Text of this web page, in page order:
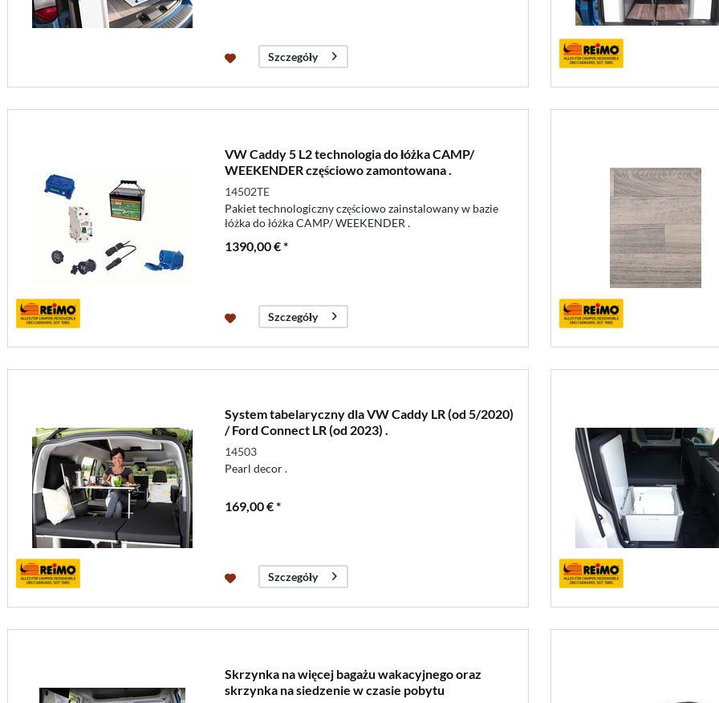
Szczegóły
VW Caddy 5 L2 technologia do łóżka CAMP/
WEEKENDER częściowo zamontowana .
14502TE
Pakiet technologiczny częściowo zainstalowany w bazie
łóżka do łóżka CAMP/ WEEKENDER .
1390,00 € *
Szczegóły
System tabelaryczny dla VW Caddy LR (od 5/2020)
/ Ford Connect LR (od 2023) .
14503
Pearl decor .
169,00 € *
Szczegóły
Skrzynka na więcej bagażu wakacyjnego oraz
skrzynka na siedzenie w czasie pobytu